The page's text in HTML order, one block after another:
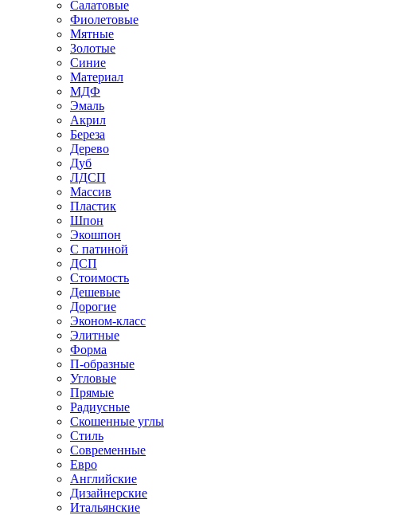
Салатовые
Фиолетовые
Мятные
Золотые
Синие
Материал
МДФ
Эмаль
Акрил
Береза
Дерево
Дуб
ЛДСП
Массив
Пластик
Шпон
Экошпон
С патиной
ДСП
Стоимость
Дешевые
Дорогие
Эконом-класс
Элитные
Форма
П-образные
Угловые
Прямые
Радиусные
Скошенные углы
Стиль
Современные
Евро
Английские
Дизайнерские
Итальянские